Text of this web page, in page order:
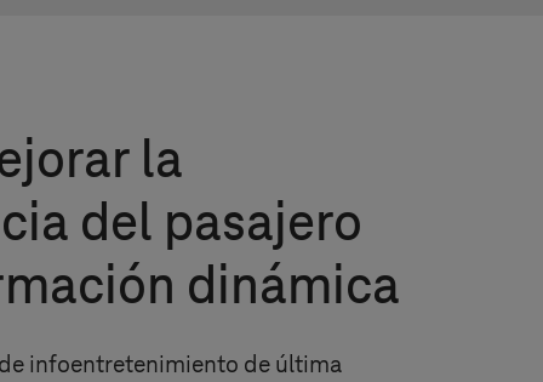
la
del pasajero
dinámica
infoentretenimiento de última